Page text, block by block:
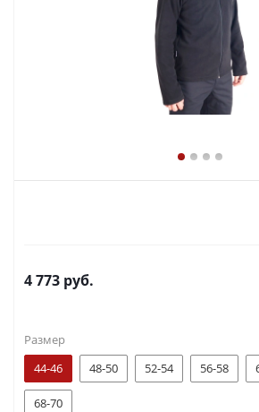
4 773 руб.
Размер
44-46
48-50 52-54 56-58
68-70